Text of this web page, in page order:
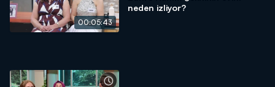
00:05:43
neden izliyor?